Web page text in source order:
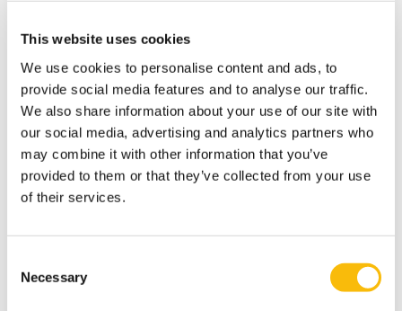
This website uses cookies
We use cookies to personalise content and ads, to
provide social media features and to analyse our traffic.
We also share information about your use of our site with
our social media, advertising and analytics partners who
may combine it with other information that you’ve
provided to them or that they’ve collected from your use
of their services.
Selection
Necessary
Gerelateerde opleidingen